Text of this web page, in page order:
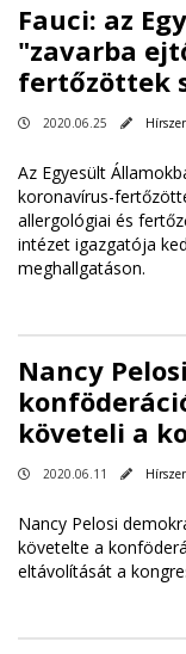
Fauci: az
"zavarba
fertőzöttek
2020.06.25
Az Egyesült
koronavírus-
allergológiai és
intézet igazgatója
meghallgatáson.
Nancy
követeli a
2020.06.11
Nancy Pelosi
követelte a
eltávolítását a